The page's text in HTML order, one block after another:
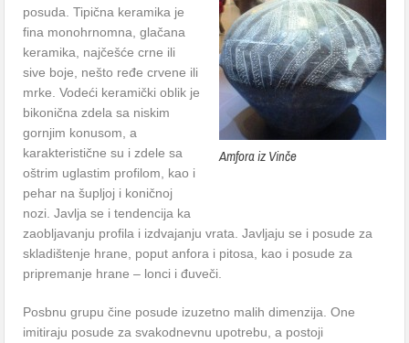
Amfora iz Vinče
posuda. Tipična keramika je
fina monohrnomna, glačana
keramika, najčešće crne ili
sive boje, nešto ređe crvene ili
mrke. Vodeći keramički oblik je
bikonična zdela sa niskim
gornjim konusom, a
karakteristične su i zdele sa
oštrim uglastim profilom, kao i
pehar na šupljoj i koničnoj
nozi. Javlja se i tendencija ka
zaobljavanju profila i izdvajanju vrata. Javljaju se i posude za
skladištenje hrane, poput anfora i pitosa, kao i posude za
pripremanje hrane – lonci i đuveči.
Posbnu grupu čine posude izuzetno malih dimenzija. One
imitiraju posude za svakodnevnu upotrebu, a postoji